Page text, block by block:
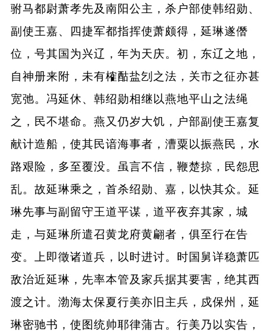
驸马都尉萧孝先及南阳公主，杀户部使韩绍勋、
副使王嘉、四捷军都指挥使萧颇得，延琳遂僭
位，号其国为兴辽，年为天庆。初，东辽之地，
自神册来附，未有榷酤盐刉之法，关市之征亦甚
宽弛。冯延休、韩绍勋相继以燕地平山之法绳
之，民不堪命。燕又仍岁大饥，户部副使王嘉复
献计造船，使其民谙海事者，漕粟以振燕民，水
路艰险，多至覆没。虽言不信，鞭楚掠，民怨思
乱。故延琳乘之，首杀绍勋、嘉，以快其众。延
琳先事与副留守王道平谋，道平夜弃其家，城
走，与延琳所遣召黄龙府黄翩者，俱至行在告
变。上即徵诸道兵，以时进讨。时国舅详稳萧匹
敌治近延琳，先率本管及家兵据其要害，绝其西
渡之计。渤海太保夏行美亦旧主兵，戍保州，延
琳密驰书，使图统帅耶律蒲古。行美乃以实告，